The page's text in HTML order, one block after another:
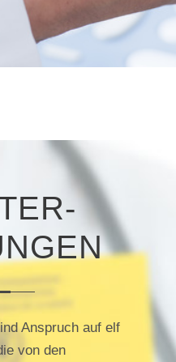
Anspruch auf elf
von den